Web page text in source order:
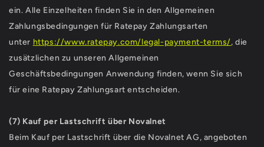
ein. Alle Einzelheiten finden Sie in den Allgemeinen
Zahlungsbedingungen für Ratepay Zahlungsarten
unter https://www.ratepay.com/legal-payment-terms/, die
zusätzlichen zu unseren Allgemeinen
Geschäftsbedingungen Anwendung finden, wenn Sie sich
für eine Ratepay Zahlungsart entscheiden.
(7) Kauf per Lastschrift über Novalnet
Beim Kauf per Lastschrift über die Novalnet AG, angeboten